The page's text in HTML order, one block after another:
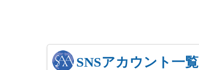
SNSアカウント一覧